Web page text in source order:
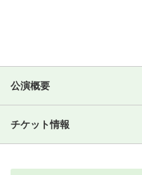
公演概要
チケット情報